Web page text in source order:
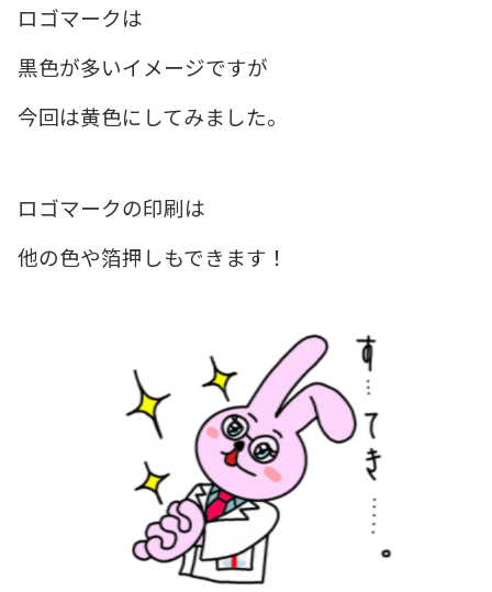
ロゴマークは
黒色が多いイメージですが
今回は黄色にしてみました。
ロゴマークの印刷は
他の色や箔押しもできます！